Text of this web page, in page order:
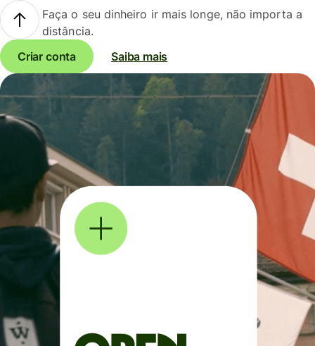
Faça o seu dinheiro ir mais longe, não importa a
distância.
Criar conta
Saiba mais